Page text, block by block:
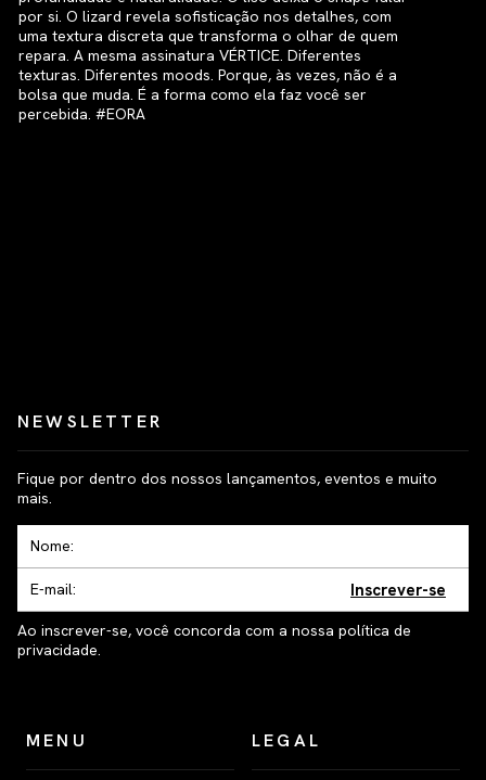
NEWSLETTER
Fique por dentro dos nossos lançamentos, eventos e muito
mais.
Inscrever-se
Ao inscrever-se, você concorda com a nossa política de
privacidade.
MENU LEGAL